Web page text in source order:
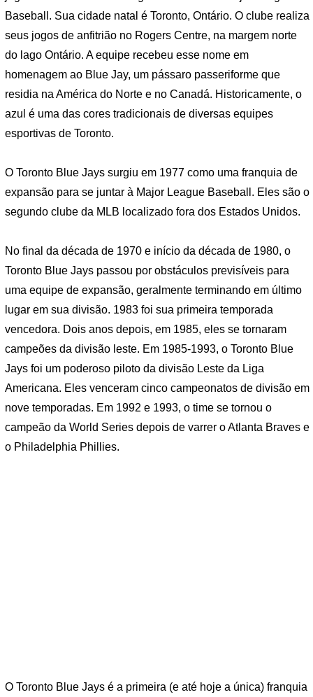
Baseball. Sua cidade natal é Toronto, Ontário. O clube realiza
seus jogos de anfitrião no Rogers Centre, na margem norte
do lago Ontário. A equipe recebeu esse nome em
homenagem ao Blue Jay, um pássaro passeriforme que
residia na América do Norte e no Canadá. Historicamente, o
azul é uma das cores tradicionais de diversas equipes
esportivas de Toronto.
O Toronto Blue Jays surgiu em 1977 como uma franquia de
expansão para se juntar à Major League Baseball. Eles são o
segundo clube da MLB localizado fora dos Estados Unidos.
No final da década de 1970 e início da década de 1980, o
Toronto Blue Jays passou por obstáculos previsíveis para
uma equipe de expansão, geralmente terminando em último
lugar em sua divisão. 1983 foi sua primeira temporada
vencedora. Dois anos depois, em 1985, eles se tornaram
campeões da divisão leste. Em 1985-1993, o Toronto Blue
Jays foi um poderoso piloto da divisão Leste da Liga
Americana. Eles venceram cinco campeonatos de divisão em
nove temporadas. Em 1992 e 1993, o time se tornou o
campeão da World Series depois de varrer o Atlanta Braves e
o Philadelphia Phillies.
O Toronto Blue Jays é a primeira (e até hoje a única) franquia